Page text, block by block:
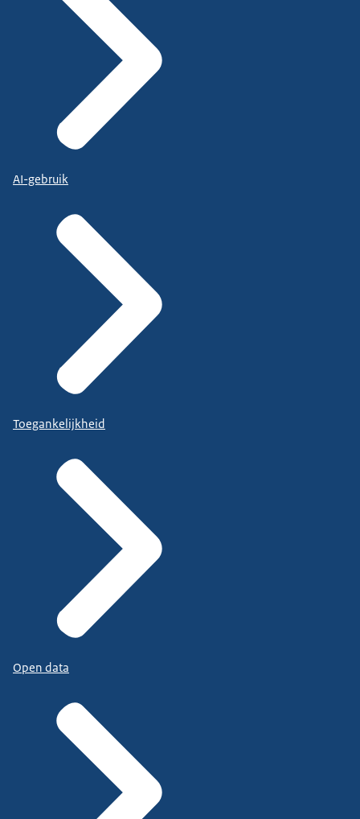
AI-gebruik
Toegankelijkheid
Open data